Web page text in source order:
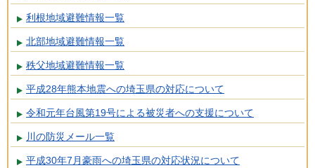
利根地域避難情報一覧
北部地域避難情報一覧
秩父地域避難情報一覧
平成28年熊本地震への埼玉県の対応について
令和元年台風第19号による被災者への支援について
川の防災メール一覧
平成30年7月豪雨への埼玉県の対応状況について